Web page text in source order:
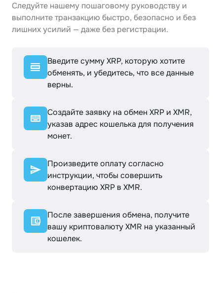
Следуйте нашему пошаговому руководству и
выполните транзакцию быстро, безопасно и без
лишних усилий — даже без регистрации.
Введите сумму XRP, которую хотите
обменять, и убедитесь, что все данные
верны.
Создайте заявку на обмен XRP и XMR,
указав адрес кошелька для получения
монет.
Произведите оплату согласно
инструкции, чтобы совершить
конвертацию XRP в XMR.
После завершения обмена, получите
вашу криптовалюту XMR на указанный
кошелек.